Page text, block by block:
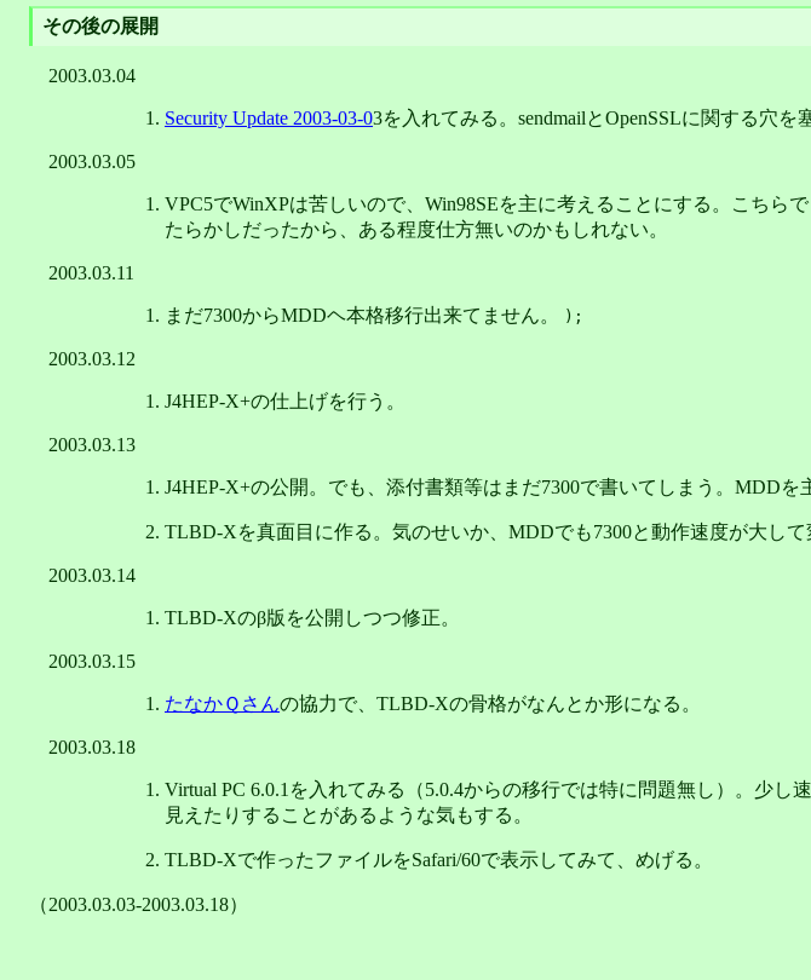
その後の展開
2003.03.04
Security Update 2003-03-03を入れてみる。sendmailとOpenSSLに関する穴を
2003.03.05
VPC5でWinXPは苦しいので、Win98SEを主に考えることにする。こちら
たらかしだったから、ある程度仕方無いのかもしれない。
2003.03.11
まだ7300からMDDヘ本格移行出来てません。 );
2003.03.12
J4HEP-X+の仕上げを行う。
2003.03.13
J4HEP-X+の公開。でも、添付書類等はまだ7300で書いてしまう。MDD
TLBD-Xを真面目に作る。気のせいか、MDDでも7300と動作速度が大して
2003.03.14
TLBD-Xのβ版を公開しつつ修正。
2003.03.15
たなかＱさんの協力で、TLBD-Xの骨格がなんとか形になる。
2003.03.18
Virtual PC 6.0.1を入れてみる（5.0.4からの移行では特に問題無し）。少
見えたりすることがあるような気もする。
TLBD-Xで作ったファイルをSafari/60で表示してみて、めげる。
（2003.03.03-2003.03.18）